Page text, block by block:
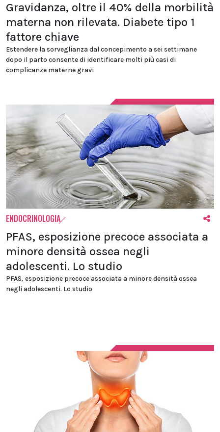
Gravidanza, oltre il 40% della morbilità
materna non rilevata. Diabete tipo 1
fattore chiave
Estendere la sorveglianza dal concepimento a sei settimane
dopo il parto consente di identificare molti più casi di
complicanze materne gravi
ENDOCRINOLOGIA
PFAS, esposizione precoce associata a
minore densità ossea negli
adolescenti. Lo studio
PFAS, esposizione precoce associata a minore densità ossea
negli adolescenti. Lo studio